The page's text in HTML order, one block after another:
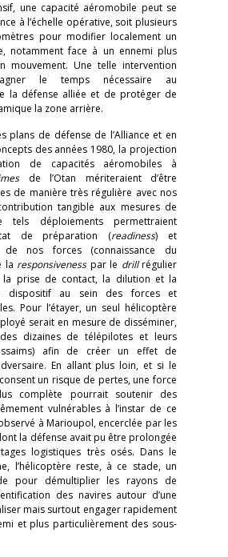
une capacité aéromobile peut se
à l’échelle opérative, soit plusieurs
pour modifier localement un
notamment face à un ennemi plus
mouvement. Une telle intervention
le temps nécessaire au
la défense alliée et de protéger de
la zone arrière.
plans de défense de l’Alliance et en
des années 1980, la projection
de capacités aéromobiles à
de l’Otan mériteraient d’être
de manière très régulière avec nos
tangible aux mesures de
tels déploiements permettraient
de préparation (readiness) et
de nos forces (connaissance du
la responsivenesspar le drillrégulier
la prise de contact, la dilution et la
dispositif au sein des forces et
Pour l’étayer, un seul hélicoptère
serait en mesure de disséminer,
dizaines de télépilotes et leurs
afin de créer un effet de
En allant plus loin, et si le
un risque de pertes, une force
complète pourrait soutenir des
vulnérables à l’instar de ce
à Marioupol, encerclée par les
la défense avait pu être prolongée
logistiques très osés. Dans le
l’hélicoptère reste, à ce stade, un
pour démultiplier les rayons de
des navires autour d’une
mais surtout engager rapidement
et plus particulièrement des sous-